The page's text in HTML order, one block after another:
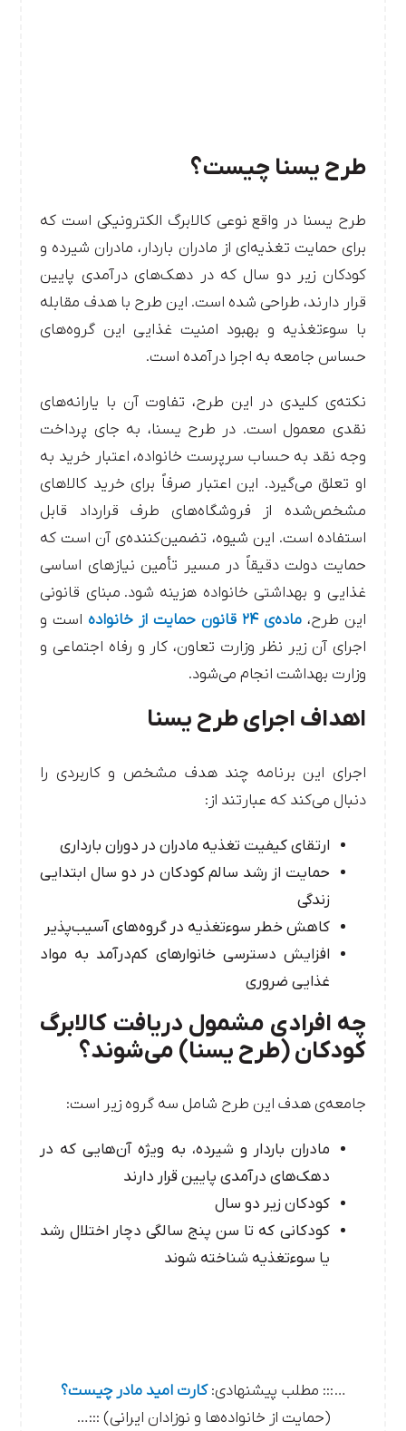
طرح یسنا چیست؟
طرح یسنا در واقع نوعی کالابرگ الکترونیکی است که
برای حمایت تغذیه‌ای از مادران باردار، مادران شیرده و
کودکان زیر دو سال که در دهک‌های درآمدی پایین
قرار دارند، طراحی شده است. این طرح با هدف مقابله
با سوءتغذیه و بهبود امنیت غذایی این گروه‌های
حساس جامعه به اجرا درآمده است.
نکته‌ی کلیدی در این طرح، تفاوت آن با یارانه‌های
نقدی معمول است. در طرح یسنا، به جای پرداخت
وجه نقد به حساب سرپرست خانواده، اعتبار خرید به
او تعلق می‌گیرد. این اعتبار صرفاً برای خرید کالاهای
مشخص‌شده از فروشگاه‌های طرف قرارداد قابل
استفاده است. این شیوه، تضمین‌کننده‌ی آن است که
حمایت دولت دقیقاً در مسیر تأمین نیازهای اساسی
غذایی و بهداشتی خانواده هزینه شود. مبنای قانونی
این طرح،ماده‌ی ۲۴ قانون حمایت از خانواده
است و
اجرای آن زیر نظر وزارت تعاون، کار و رفاه اجتماعی و
وزارت بهداشت انجام می‌شود.
اهداف اجرای طرح یسنا
اجرای این برنامه چند هدف مشخص و کاربردی را
دنبال می‌کند که عبارتند از:
ارتقای کیفیت تغذیه مادران در دوران بارداری
حمایت از رشد سالم کودکان در دو سال ابتدایی
زندگی
کاهش خطر سوءتغذیه در گروه‌های آسیب‌پذیر
افزایش دسترسی خانوارهای کم‌درآمد به مواد
غذایی ضروری
چه افرادی مشمول دریافت کالابرگ
کودکان (طرح یسنا) می‌شوند؟
جامعه‌ی هدف این طرح شامل سه گروه زیر است:
مادران باردار و شیرده، به ویژه آن‌هایی که در
دهک‌های درآمدی پایین قرار دارند
کودکان زیر دو سال
کودکانی که تا سن پنج سالگی دچار اختلال رشد
یا سوءتغذیه شناخته شوند
…::: مطلب پیشنهادی:کارت امید مادر چیست؟
(حمایت از خانواده‌ها و نوزادان ایرانی) :::…